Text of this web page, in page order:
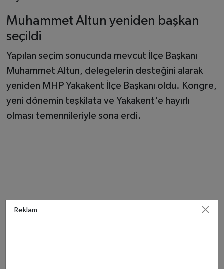
Muhammet Altun yeniden başkan
seçildi
Yapılan seçim sonucunda mevcut İlçe Başkanı
Muhammet Altun, delegelerin desteğini alarak
yeniden MHP Yakakent İlçe Başkanı oldu. Kongre,
yeni dönemin teşkilata ve Yakakent'e hayırlı
olması temennileriyle sona erdi.
Reklam